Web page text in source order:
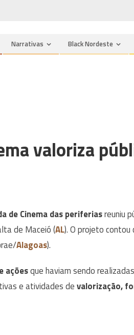
Narrativas Black Nordeste
valoriza
de Cinema das periferiasreuniu
de Maceió (AL). O projeto contou
Alagoas).
açõesque haviam sendo
e atividades devalorização,